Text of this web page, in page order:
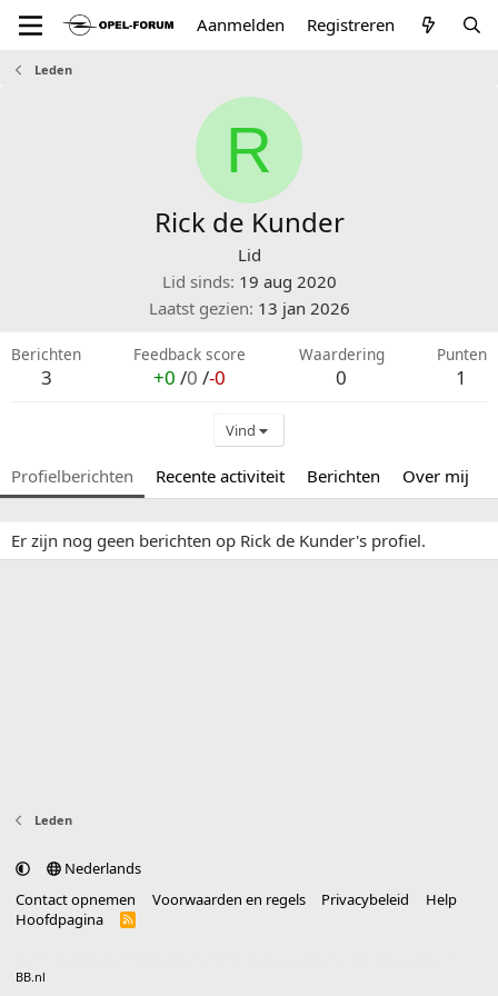
Aanmelden Registreren
Leden
R
Rick de Kunder
Lid
Lid sinds 19 aug 2020
Laatst gezien 13 jan 2026
Berichten
3
Feedback score
+0 /0 /-0
Waardering
0
Punten
1
Vind
Profielberichten Recente activiteit Berichten Over mij
Er zijn nog geen berichten op Rick de Kunder's profiel.
Leden
Nederlands
Contact opnemen
Voorwaarden en regels Privacybeleid
Help
Hoofdpagina
R
BB.nl